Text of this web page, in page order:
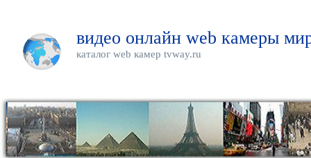
видео онлайн web камеры
каталог web камер tvway.ru